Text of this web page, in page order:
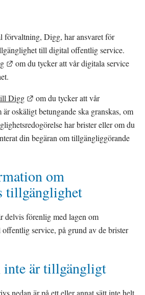
förvaltning, Digg, har ansvaret för
till digital offentlig service.
Länk till annan webbplats.
om du tycker att vår digitala service
Digg Länk till annan webbplats.
om du tycker att vår
oskäligt betungande ska granskas, om
har brister eller om du
din begäran om tillgängliggörande
om
tillgänglighet
delvis förenlig med lagen om
service, på grund av de brister
inte är tillgängligt
nedan är på ett eller annat sätt inte helt